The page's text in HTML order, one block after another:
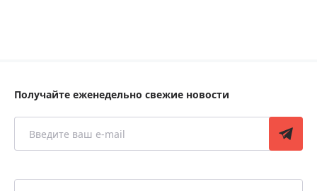
Получайте еженедельно свежие новости